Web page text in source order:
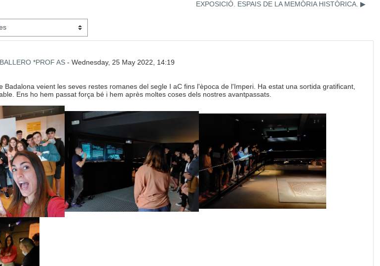
EXPOSICIÓ. ESPAIS DE LA MEMÒRIA HISTÒRICA. ▶︎
*PROF AS- Wednesday, 25 May 2022, 14:19
Badalona veient les seves restes romanes del segle I aC fins l'època de l'Imperi. Ha estat una sortida gratificant,
Ens ho hem passat força bé i hem après moltes coses dels nostres avantpassats.